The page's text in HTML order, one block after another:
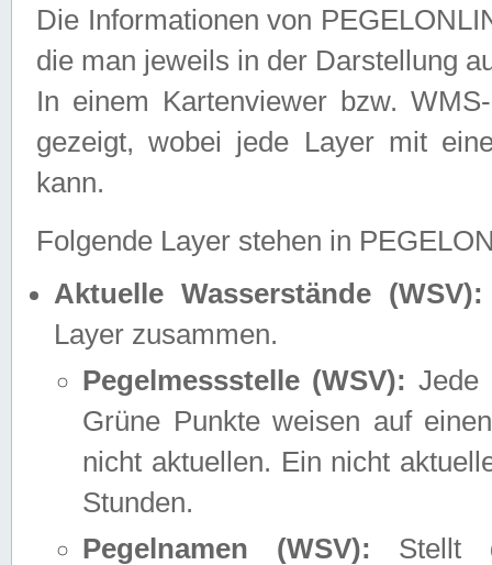
Die Informationen von
die man jeweils in der Darstellung
In einem Kartenviewer bzw.
gezeigt, wobei jede Layer mit
kann.
Folgende Layer stehen in
Aktuelle Wasserstände (WSV):
Layer zusammen.
Pegelmessstelle (WSV): Jede
Grüne Punkte weisen auf
nicht aktuellen. Ein nicht
Stunden.
Pegelnamen (WSV): Stellt